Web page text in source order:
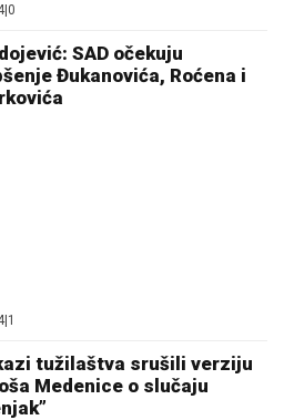
0
SAD očekuju
Đukanovića, Roćena i
1
tužilaštva srušili verziju
Medenice o slučaju